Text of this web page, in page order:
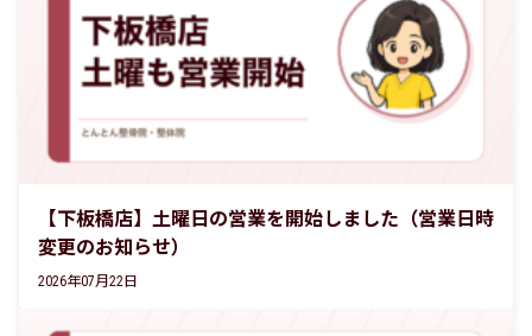
【下板橋店】土曜日の営業を開始しました（営業日時
変更のお知らせ）
2026年07月22日